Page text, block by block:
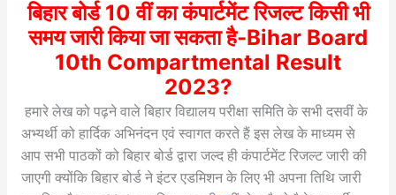
बिहार बोर्ड 10 वीं का कंपार्टमेंट रिजल्ट किसी भी
समय जारी किया जा सकता है-Bihar Board
10th Compartmental Result
2023?
हमारे लेख को पढ़ने वाले बिहार विद्यालय परीक्षा समिति के सभी दसवीं के
अभ्यर्थी को हार्दिक अभिनंदन एवं स्वागत करते हैं इस लेख के माध्यम से
आप सभी पाठकों को बिहार बोर्ड द्वारा जल्द ही कंपार्टमेंट रिजल्ट जारी की
जाएगी क्योंकि बिहार बोर्ड ने इंटर एडमिशन के लिए भी अपना तिथि जारी